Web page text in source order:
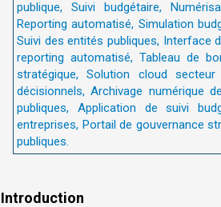
Introduction